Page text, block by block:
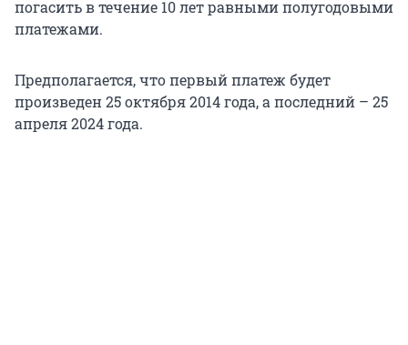
погасить в течение 10 лет равными полугодовыми
платежами.
Предполагается, что первый платеж будет
произведен 25 октября 2014 года, а последний – 25
апреля 2024 года.